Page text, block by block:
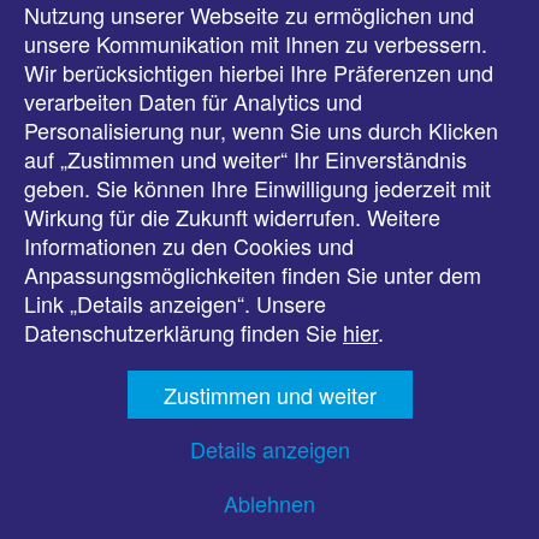
Veranstaltungen
Downloads
Presse
Karriere
Kontakt
Datenschutz
Nutzung unserer Webseite zu ermöglichen und
unsere Kommunikation mit Ihnen zu verbessern.
Wir berücksichtigen hierbei Ihre Präferenzen und
verarbeiten Daten für Analytics und
Personalisierung nur, wenn Sie uns durch Klicken
auf „Zustimmen und weiter“ Ihr Einverständnis
geben. Sie können Ihre Einwilligung jederzeit mit
Wirkung für die Zukunft widerrufen. Weitere
Informationen zu den Cookies und
Anpassungsmöglichkeiten finden Sie unter dem
Link „Details anzeigen“. Unsere
Datenschutzerklärung finden Sie hier.
Zustimmen und weiter
Details anzeigen
Ablehnen